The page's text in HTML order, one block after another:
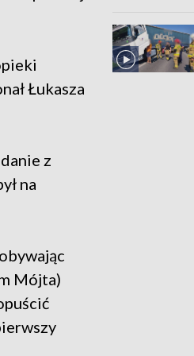
Łukasza
z
na
Mójta)